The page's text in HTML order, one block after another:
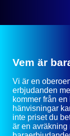
Vem är
Vi är en
erbjudanden
kommer från
hänvisningar
inte priset du
är en